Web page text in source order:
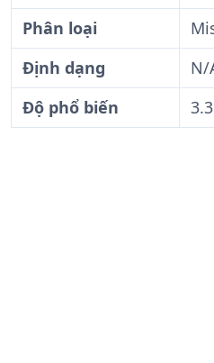
Phân loại
Định dạng
N/
Độ phổ biến